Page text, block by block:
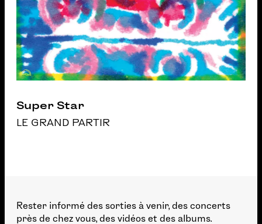
Super Star
LE GRAND PARTIR
Rester informé des sorties à venir, des concerts
près de chez vous, des vidéos et des albums.